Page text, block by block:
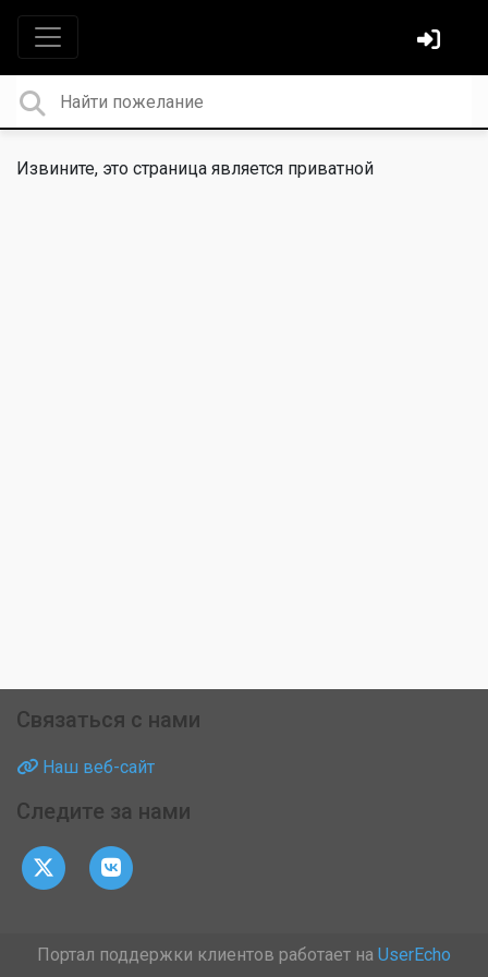
Извините, это страница является приватной
Связаться с нами
Наш веб-сайт
Следите за нами
Портал поддержки клиентов работает на UserEcho